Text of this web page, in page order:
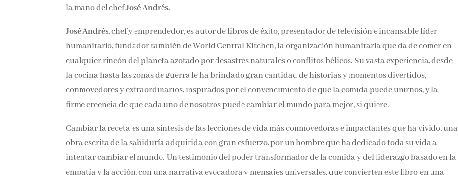
la mano del chefJosé Andrés.
José Andrés, chef y emprendedor, es autor de libros de éxito, presentador de televisión e incansable líder
humanitario, fundador también de World Central Kitchen, la organización humanitaria que da de comer en
cualquier rincón del planeta azotado por desastres naturales o conflitos bélicos. Su vasta experiencia, desde
la cocina hasta las zonas de guerra le ha brindado gran cantidad de historias y momentos divertidos,
conmovedores y extraordinarios, inspirados por el convencimiento de que la comida puede unirnos, y la
firme creencia de que cada uno de nosotros puede cambiar el mundo para mejor, si quiere.
Cambiar la receta es una síntesis de las lecciones de vida más conmovedoras e impactantes que ha vivido, una
obra escrita de la sabiduría adquirida con gran esfuerzo, por un hombre que ha dedicado toda su vida a
intentar cambiar el mundo. Un testimonio del poder transformador de la comida y del liderazgo basado en la
empatía y la acción, con una narrativa evocadora y mensajes universales, que convierten este libro en una